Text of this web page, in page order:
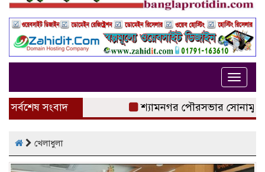
Toggle
সর্বশেষ সংবাদ শ্যামনগর পৌরসভার
খেলাধুলা